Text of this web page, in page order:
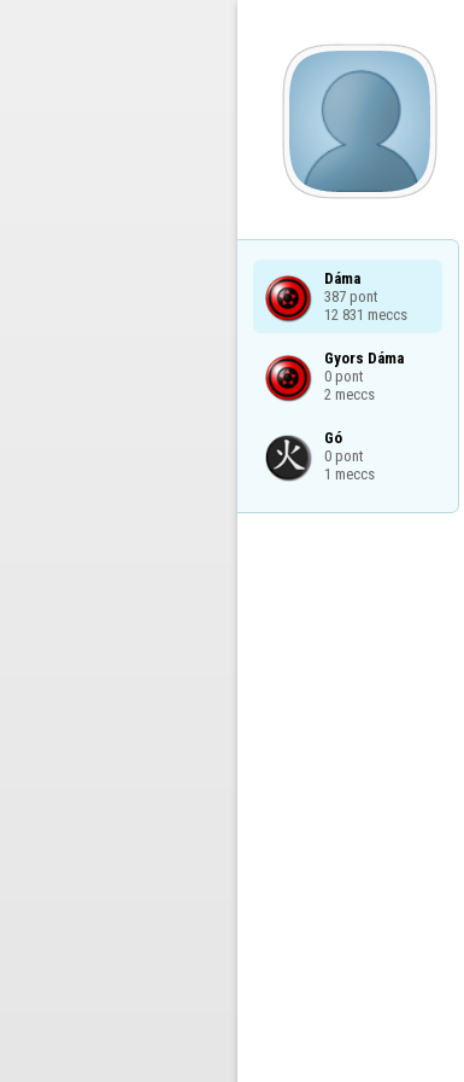
Dáma
387 pont
12 831 meccs
Gyors Dáma
0 pont
2 meccs
Gó
0 pont
1 meccs